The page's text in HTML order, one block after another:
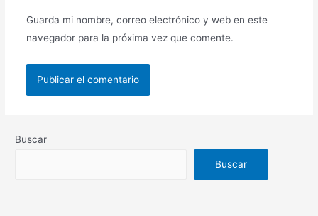
Guarda mi nombre, correo electrónico y web en este
navegador para la próxima vez que comente.
Buscar
Buscar